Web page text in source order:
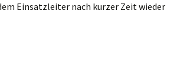
Einsatzleiter nach kurzer Zeit wieder